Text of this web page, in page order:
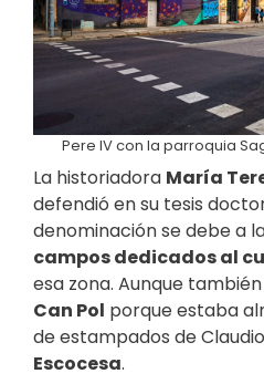
Pere IV con la parroquia
La historiadora María
defendió en su tesis
denominación se debe a
campos dedicados al
esa zona. Aunque
Can Pol porque estaba
de estampados de
Escocesa.